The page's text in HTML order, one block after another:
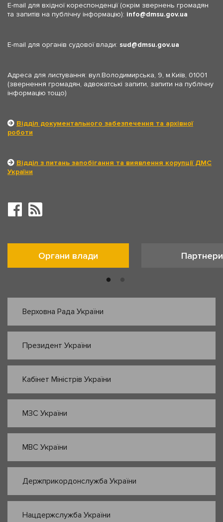
E-mail для вхідної кореспонденції (окрім звернень громадян
та запитів на публічну інформацію): info dmsu.gov.ua
E-mail для органів судової влади: sud dmsu.gov.ua
Адреса для листування: вул.Володимирська, 9, м.Київ, 01001
(звернення громадян, адвокатські запити, запити на публічну
інформацію тощо)
Відділ документального забезпечення та архівної
роботи
Відділ з питань запобігання та виявлення корупції ДМС
України
Органи влади Партнери
Верховна Рада України
Президент України
Кабінет Міністрів України
МЗС України
МВС України
Держприкордонслужба України
Нацдержслужба України